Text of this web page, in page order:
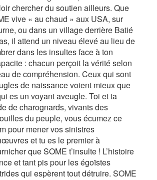
chercher du soutien ailleurs. Que
vive « au chaud » aux USA, sur
ou dans un village derrière Batié
il attend un niveau élevé au lieu de
dans les insultes face à ton
: chacun perçoit la vérité selon
de compréhension. Ceux qui sont
de naissance voient mieux que
es un voyant aveugle. Toi et ta
de charognards, vivants des
du peuple, vous écumez ce
pour mener vos sinistres
et tu es le premier à
que SOME t’insulte ! L’histoire
et tant pis pour les égoïstes
qui espèrent tout détruire. SOME